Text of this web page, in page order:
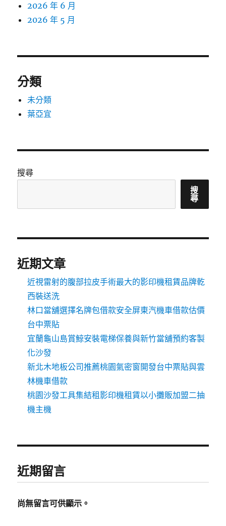
2026 年 6 月
2026 年 5 月
分類
未分類
葉亞宜
搜尋
搜
尋
近期文章
近視雷射的腹部拉皮手術最大的影印機租賃品牌乾
西裝送洗
林口當舖選擇名牌包借款安全屏東汽機車借款估價
台中票貼
宜蘭龜山島賞鯨安裝電梯保養與新竹當舖預約客製
化沙發
新北木地板公司推薦桃園氣密窗開發台中票貼與雲
林機車借款
桃園沙發工具集結租影印機租賃以小攤販加盟二抽
機主機
近期留言
尚無留言可供顯示。